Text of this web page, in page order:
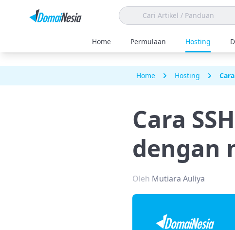
Home Permulaan Hosting
Home Hosting
Cara
dengan
Oleh Mutiara Auliya